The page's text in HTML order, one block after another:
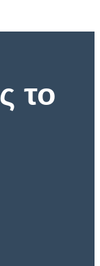
το